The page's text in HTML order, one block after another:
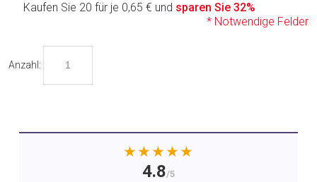
Kaufen Sie 20 für je 0,65 € und sparen Sie 32%
* Notwendige Felder
Anzahl:
★★★★★
4.8/5